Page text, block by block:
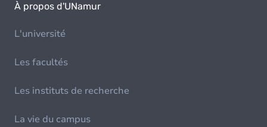
À propos d'UNamur
L'université
Les facultés
Les instituts de recherche
La vie du campus